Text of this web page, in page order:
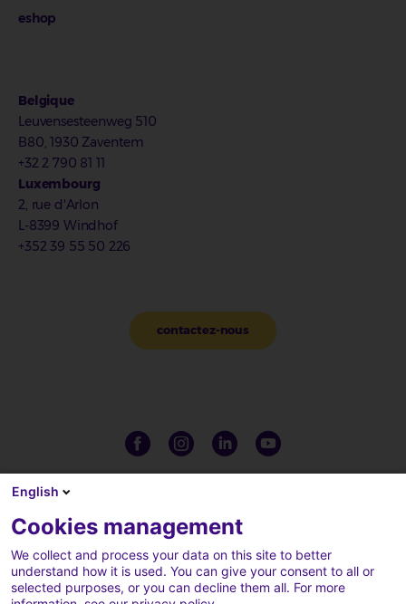
eshop
Belgique
Leuvensesteenweg 510
B80, 1930 Zaventem
+32 2 790 81 11
Luxembourg
2, rue d'Arlon
L-8399 Windhof
+352 39 55 50 226
contactez-nous
English
Cookies management
We collect and process your data on this site to better
understand how it is used. You can give your consent to all or
selected purposes, or you can decline them all. For more